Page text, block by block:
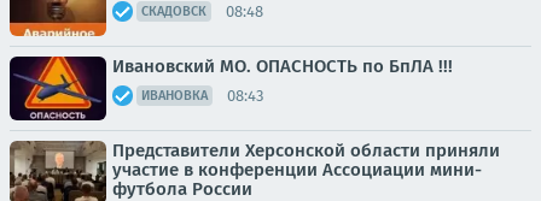
СКАДОВСК 08:48
Ивановский МО. ОПАСНОСТЬ по БпЛА !!!
ИВАНОВКА 08:43
Представители Херсонской области приняли
участие в конференции Ассоциации мини-
футбола России